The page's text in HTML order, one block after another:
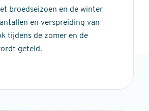
broedseizoen en de winter
en verspreiding van
tijdens de zomer en de
geteld.